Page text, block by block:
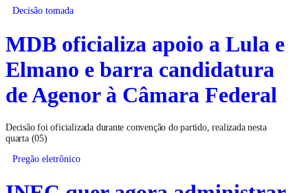
Decisão tomada
MDB oficializa apoio a Lula e
Elmano e barra candidatura
de Agenor à Câmara Federal
Decisão foi oficializada durante convenção do partido, realizada nesta
quarta (05)
Pregão eletrônico